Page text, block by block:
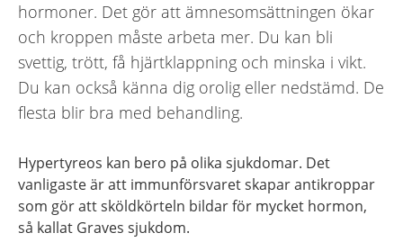
hormoner. Det gör att ämnesomsättningen ökar
och kroppen måste arbeta mer. Du kan bli
svettig, trött, få hjärtklappning och minska i vikt.
Du kan också känna dig orolig eller nedstämd. De
flesta blir bra med behandling.
Hypertyreos kan bero på olika sjukdomar. Det
vanligaste är att immunförsvaret skapar antikroppar
som gör att sköldkörteln bildar för mycket hormon,
så kallat Graves sjukdom.